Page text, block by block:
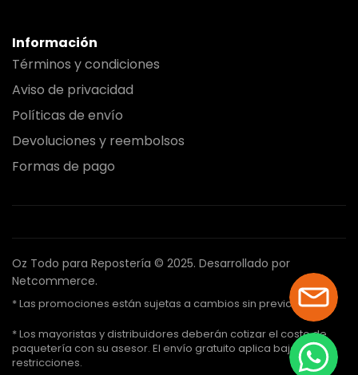
Información
Términos y condiciones
Aviso de privacidad
Políticas de envío
Devoluciones y reembolsos
Formas de pago
Oz Todo para Repostería © 2025. Desarrollado por
Netcommerce.
* Las promociones están sujetas a cambios sin previo aviso.
* Los mayoristas y distribuidores deberán cotizar el costo de
paquetería con su asesor. El envío gratuito aplica bajo ciertas
restricciones.